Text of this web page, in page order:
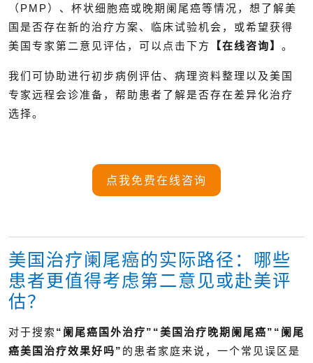
（PMP）、杯状细胞癌或晚期阑尾癌等情况，想了解美
国是否存在新的治疗方案、临床试验机会，或希望获得
美国专家第二意见评估，可以点击下方
【在线咨询】 。
我们可协助进行初步病例评估、病理资料整理以及美国
专家远程会诊准备，帮助患者了解是否存在差异化治疗
选择。
点我免费在线咨询
美国治疗阑尾癌的实际路径：哪些
患者更值得考虑第二意见或赴美评
估？
对于搜索 “阑尾癌国外治疗”“美国治疗晚期阑尾癌”“阑尾
癌美国治疗效果好吗” 的患者家庭来说，一个常见误区是